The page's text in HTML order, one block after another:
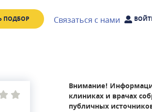
ПОДБОР Связаться с нами
Внимание!
клиниках и врачах
публичных